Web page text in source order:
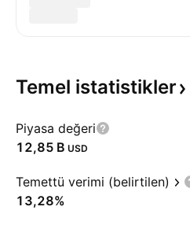
Temel istatistikler
Piyasa değeri
‪12,85 B‬ USD
Temettü verimi (belirtilen)
13,28%